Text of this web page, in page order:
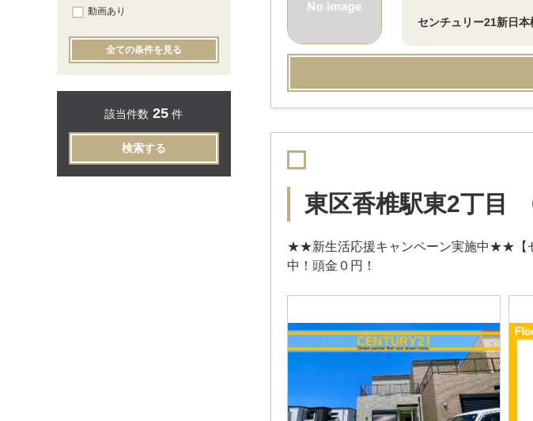
センチュリー21新日本
東区香椎駅東2丁
★★新生活応援キャンペーン実施中★★【
中！頭金０円！
動画あり
全ての条件を見る
該当件数 25 件
検索する